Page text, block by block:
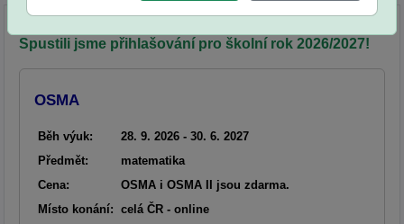
Spustili jsme přihlašování pro školní rok 2026/2027!
OSMA
Běh výuk:
28. 9. 2026 - 30. 6. 2027
Předmět:
matematika
Cena:
OSMA i OSMA II jsou zdarma.
Místo konání: celá ČR - online